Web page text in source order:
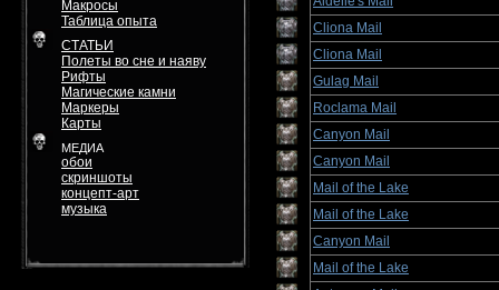
Макросы
Таблица опыта
СТАТЬИ
Полеты во сне и наяву
Рифты
Магические камни
Маркеры
Карты
МЕДИА
обои
скриншоты
концепт-арт
музыка
Cliona Mail
Cliona Mail
Gulag Mail
Roclama Mail
Canyon Mail
Canyon Mail
Mail of the Lake
Mail of the Lake
Canyon Mail
Mail of the Lake